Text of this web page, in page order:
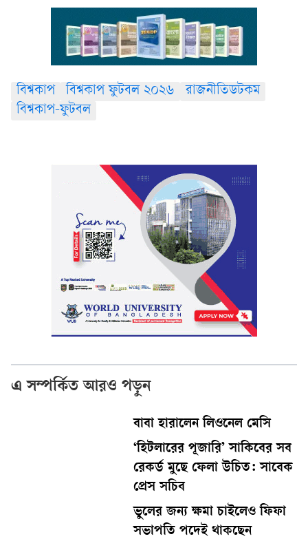
বিশ্বকাপ বিশ্বকাপ ফুটবল ২০২৬
রাজনীতিডটকম
বিশ্বকাপ-ফুটবল
এ সম্পর্কিত আরও পড়ুন
বাবা হারালেন লিওনেল মেসি
‘হিটলারের পূজারি’ সাকিবের সব
রেকর্ড মুছে ফেলা উচিত: সাবেক
প্রেস সচিব
ভুলের জন্য ক্ষমা চাইলেও ফিফা
সভাপতি পদেই থাকছেন